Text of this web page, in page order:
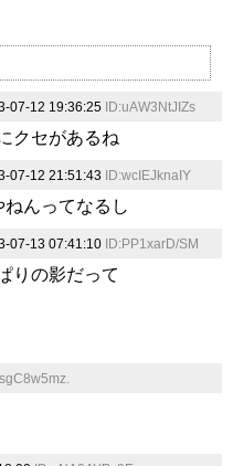
07-12 19:36:25 ID:uAW3NtJIZs
クセがあるね
07-12 21:51:43 ID:wcIEJknaIY
んってなるし
07-13 07:41:10 ID:PP1xarD/SM
りの影だって